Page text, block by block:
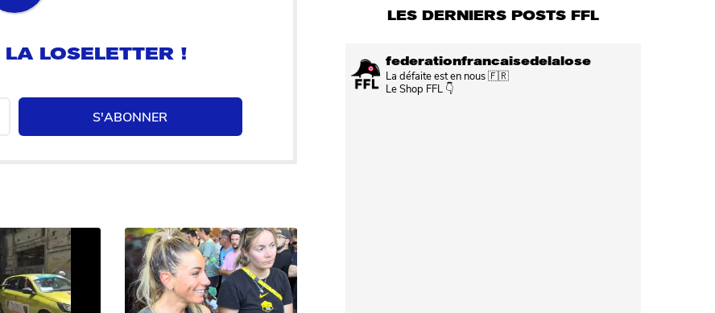
S'ABONNER
LES DERNIERS POSTS FFL
federationfrancaisedelalose
La défaite est en nous 🇫🇷
Le Shop FFL 👇